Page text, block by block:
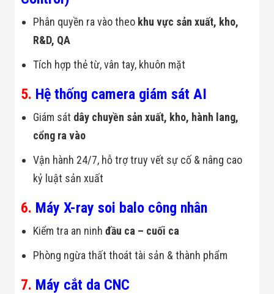
Phân quyền ra vào theo khu vực sản xuất, kho,
R&D, QA
Tích hợp thẻ từ, vân tay, khuôn mặt
5. Hệ thống camera giám sát AI
Giám sát dây chuyền sản xuất, kho, hành lang,
cổng ra vào
Vận hành 24/7, hỗ trợ truy vết sự cố & nâng cao
kỷ luật sản xuất
6. Máy X-ray soi balo công nhân
Kiểm tra an ninhđầu ca – cuối ca
Phòng ngừa thất thoát tài sản & thành phẩm
7. Máy cắt da CNC